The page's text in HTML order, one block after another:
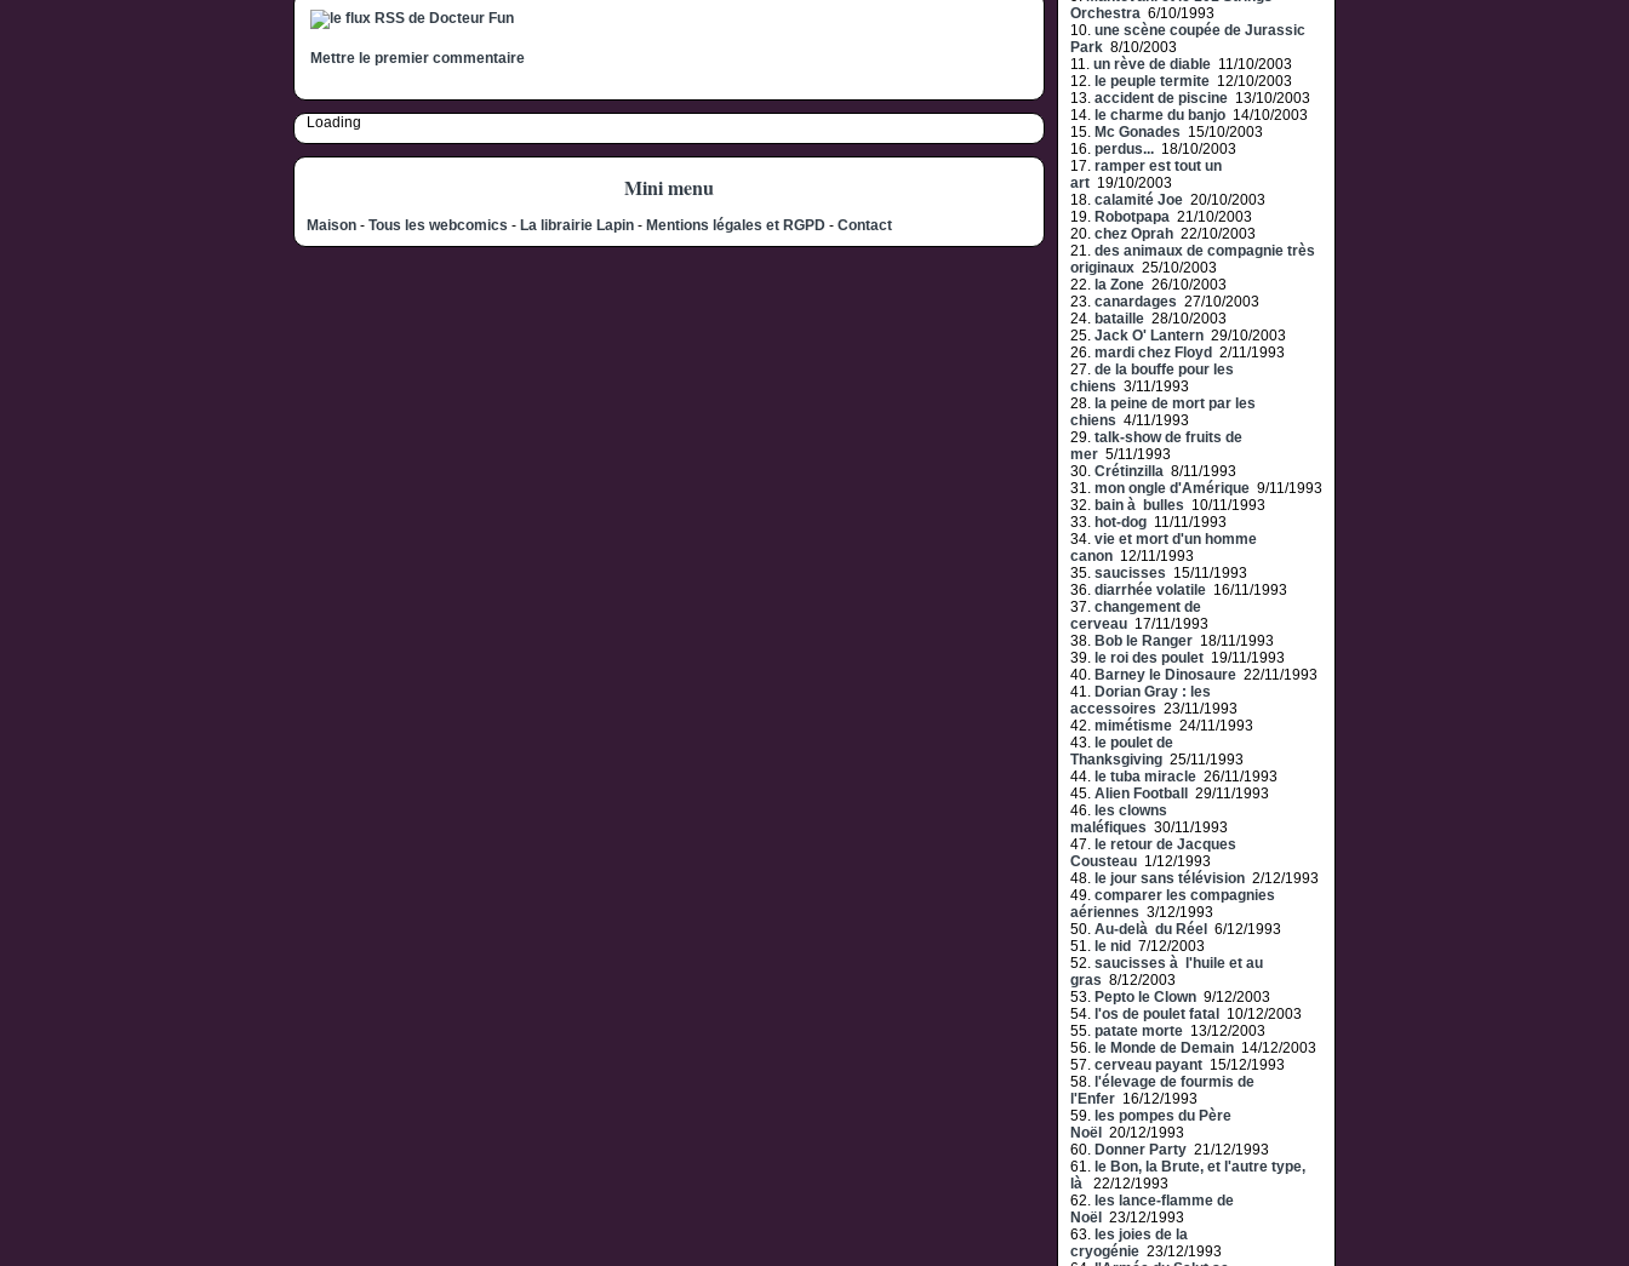
Mettre le premier commentaire
Loading
Mini menu
Maison - Tous les webcomics - La librairie Lapin - Mentions légales et RGPD - Contact
Orchestra 6/10/1993
10. une scène coupée de Jurassic
Park 8/10/2003
11. un rève de diable 11/10/2003
12. le peuple termite 12/10/2003
13. accident de piscine 13/10/2003
14. le charme du banjo 14/10/2003
15. Mc Gonades 15/10/2003
16. perdus... 18/10/2003
17. ramper est tout un
art 19/10/2003
18. calamité Joe 20/10/2003
19. Robotpapa 21/10/2003
20. chez Oprah 22/10/2003
21. des animaux de compagnie très
originaux 25/10/2003
22. la Zone 26/10/2003
23. canardages 27/10/2003
24. bataille 28/10/2003
25. Jack O' Lantern 29/10/2003
26. mardi chez Floyd 2/11/1993
27. de la bouffe pour les
chiens 3/11/1993
28. la peine de mort par les
chiens 4/11/1993
29. talk-show de fruits de
mer 5/11/1993
30. Crétinzilla 8/11/1993
31. mon ongle d'Amérique 9/11/1993
32. bain à bulles 10/11/1993
33. hot-dog 11/11/1993
34. vie et mort d'un homme
canon 12/11/1993
35. saucisses 15/11/1993
36. diarrhée volatile 16/11/1993
37. changement de
cerveau 17/11/1993
38. Bob le Ranger 18/11/1993
39. le roi des poulet 19/11/1993
40. Barney le Dinosaure 22/11/1993
41. Dorian Gray : les
accessoires 23/11/1993
42. mimétisme 24/11/1993
43. le poulet de
Thanksgiving 25/11/1993
44. le tuba miracle 26/11/1993
45. Alien Football
29/11/1993
46. les clowns
maléfiques 30/11/1993
47. le retour de Jacques
Cousteau 1/12/1993
48. le jour sans télévision 2/12/1993
49. comparer les compagnies
aériennes 3/12/1993
50. Au-delà du Réel
6/12/1993
51. le nid 7/12/2003
52. saucisses à l'huile et au
gras 8/12/2003
53. Pepto le Clown 9/12/2003
54. l'os de poulet fatal
10/12/2003
55. patate morte 13/12/2003
56. le Monde de Demain 14/12/2003
57. cerveau payant 15/12/1993
58. l'élevage de fourmis de
l'Enfer 16/12/1993
59. les pompes du Père
Noël
20/12/1993
60. Donner Party 21/12/1993
61. le Bon, la Brute, et l'autre type,
là
22/12/1993
62. les lance-flamme de
Noël
23/12/1993
63. les joies de la
cryogénie 23/12/1993